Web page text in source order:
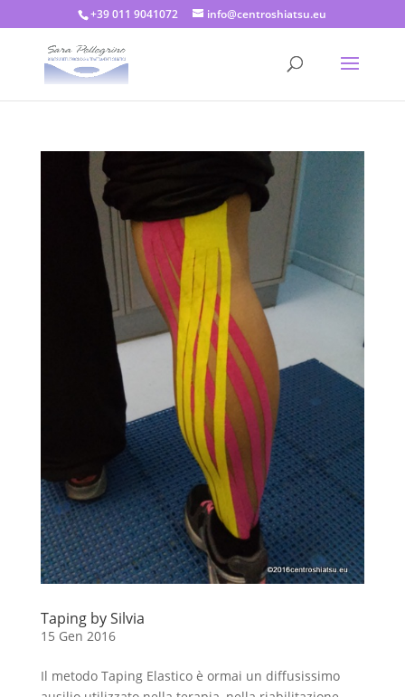
+39 011 9041072 info@centroshiatsu.eu
Taping by Silvia
15 Gen 2016
Il metodo Taping Elastico è ormai un diffusissimo